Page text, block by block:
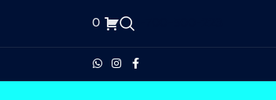
0